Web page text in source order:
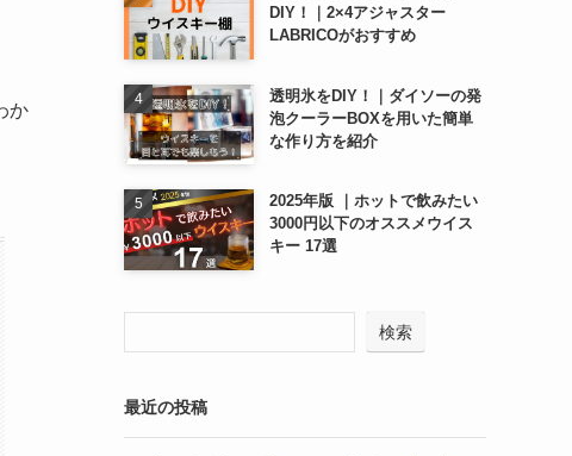
か
DIY！｜2×4アジャスター
LABRICOがおすすめ
透明氷をDIY！｜ダイソーの発
泡クーラーBOXを用いた簡単
な作り方を紹介
2025年版 ｜ホットで飲みたい
3000円以下のオススメウイス
キー 17選
検索
最近の投稿